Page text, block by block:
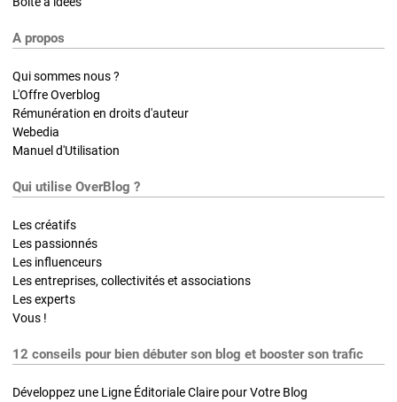
A propos
Qui sommes nous ?
L'Offre Overblog
Rémunération en droits d'auteur
Webedia
Manuel d'Utilisation
Qui utilise OverBlog ?
Les créatifs
Les passionnés
Les influenceurs
Les entreprises, collectivités et associations
Les experts
Vous !
12 conseils pour bien débuter son blog et booster son trafic
Développez une Ligne Éditoriale Claire pour Votre Blog